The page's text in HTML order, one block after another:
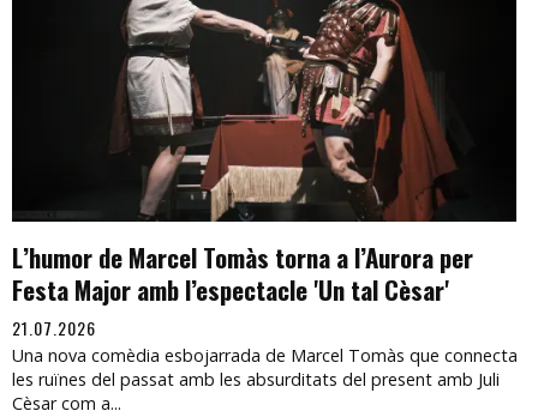
L’humor de Marcel Tomàs torna a l’Aurora per
Festa Major amb l’espectacle 'Un tal Cèsar'
21.07.2026
Una nova comèdia esbojarrada de Marcel Tomàs que connecta
les ruïnes del passat amb les absurditats del present amb Juli
Cèsar com a...